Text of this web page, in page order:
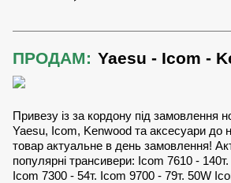
ПРОДАМ: Yaesu - Icom -
Привезу із за кордону під замовлення
Yaesu, Icom, Kenwood та аксесуари до
товар актуальне в день замовлення!
популярні трансивери: Icom 7610 -
Icom 7300 - 54т. Icom 9700 - 79т. 50W